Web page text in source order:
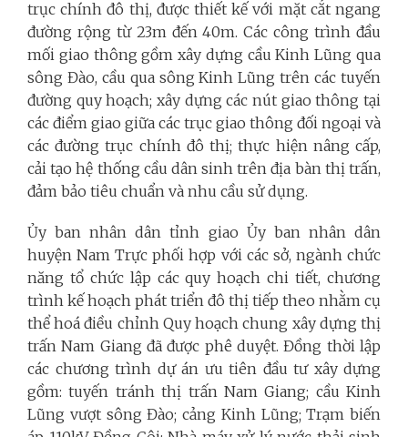
trục chính đô thị, được thiết kế với mặt cắt ngang
đường rộng từ 23m đến 40m. Các công trình đầu
mối giao thông gồm xây dựng cầu Kinh Lũng qua
sông Đào, cầu qua sông Kinh Lũng trên các tuyến
đường quy hoạch; xây dựng các nút giao thông tại
các điểm giao giữa các trục giao thông đối ngoại và
các đường trục chính đô thị; thực hiện nâng cấp,
cải tạo hệ thống cầu dân sinh trên địa bàn thị trấn,
đảm bảo tiêu chuẩn và nhu cầu sử dụng.
Ủy ban nhân dân tỉnh giao Ủy ban nhân dân
huyện Nam Trực phối hợp với các sở, ngành chức
năng tổ chức lập các quy hoạch chi tiết, chương
trình kế hoạch phát triển đô thị tiếp theo nhằm cụ
thể hoá điều chỉnh Quy hoạch chung xây dựng thị
trấn Nam Giang đã được phê duyệt. Đồng thời lập
các chương trình dự án ưu tiên đầu tư xây dựng
gồm: tuyến tránh thị trấn Nam Giang; cầu Kinh
Lũng vượt sông Đào; cảng Kinh Lũng; Trạm biến